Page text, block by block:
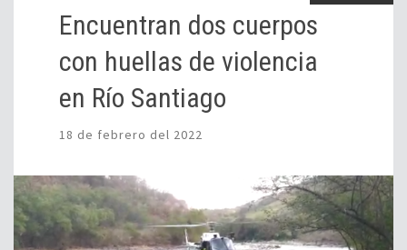
Encuentran dos cuerpos
con huellas de violencia
en Río Santiago
18 de febrero del 2022